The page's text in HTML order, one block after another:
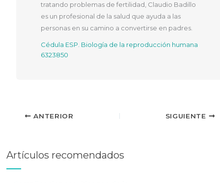
tratando problemas de fertilidad, Claudio Badillo
es un profesional de la salud que ayuda a las
personas en su camino a convertirse en padres.
Cédula ESP. Biología de la reproducción humana
6323850
ANTERIOR SIGUIENTE
Artículos recomendados